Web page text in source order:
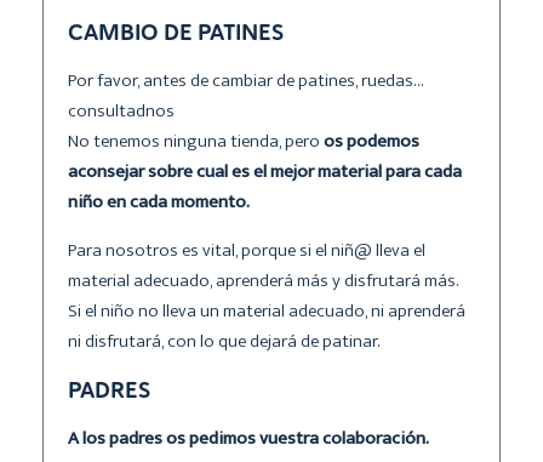
CAMBIO DE PATINES
Por favor, antes de cambiar de patines, ruedas…
consultadnos
No tenemos ninguna tienda, peroos podemos
aconsejar sobre cual es el mejor material para cada
niño en cada momento.
Para nosotros es vital, porque si el niñ@ lleva el
material adecuado, aprenderá más y disfrutará más.
Si el niño no lleva un material adecuado, ni aprenderá
ni disfrutará, con lo que dejará de patinar.
PADRES
A los padres os pedimos vuestra colaboración.